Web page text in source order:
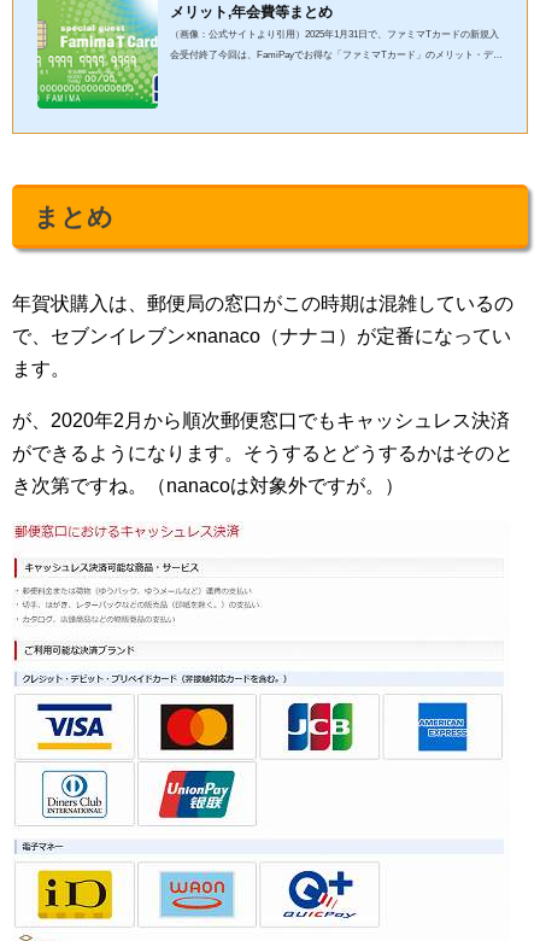
メリット,年会費等まとめ
（画像：公式サイトより引用）2025年1月31日で、ファミマTカードの新規入
会受付終了今回は、FamiPayでお得な「ファミマTカード」のメリット・デメ
まとめ
年賀状購入は、郵便局の窓口がこの時期は混雑しているの
で、セブンイレブン×nanaco（ナナコ）が定番になってい
ます。
が、2020年2月から順次郵便窓口でもキャッシュレス決済
ができるようになります。そうするとどうするかはそのと
き次第ですね。（nanacoは対象外ですが。）